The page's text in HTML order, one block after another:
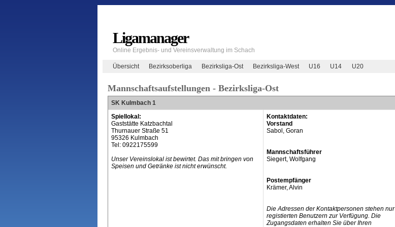
Ligamanager
Online Ergebnis- und Vereinsverwaltung im Schach
Übersicht Bezirksoberliga Bezirksliga-Ost Bezirksliga-West U16 U14 U20
Mannschaftsaufstellungen - Bezirksliga-Ost
SK Kulmbach 1
Spiellokal:
Gaststätte Katzbachtal
Thurnauer Straße 51
95326 Kulmbach
Tel: 0922175599
Unser Vereinslokal ist bewirtet. Das mit bringen von
Speisen und Getränke ist nicht erwünscht.
Kontaktdaten:
Vorstand
Sabol, Goran
Mannschaftsführer
Siegert, Wolfgang
Postempfänger
Krämer, Alvin
Die Adressen der Kontaktpersonen stehen nur
registierten Benutzern zur Verfügung. Die
Zugangsdaten erhalten Sie über Ihren